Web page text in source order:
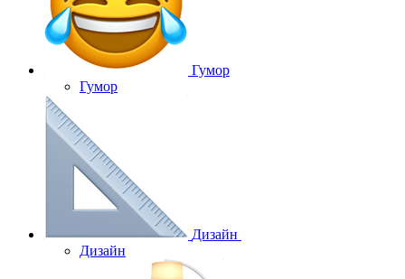
Гумор
Гумор
Дизайн
Дизайн